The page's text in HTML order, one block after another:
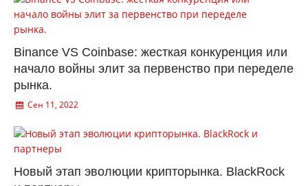
Binance VS Coinbase: жесткая конкуренция или
начало войны элит за первенство при переделе
рынка.
Сен 11, 2022
Новый этап эволюции крипторынка. BlackRock